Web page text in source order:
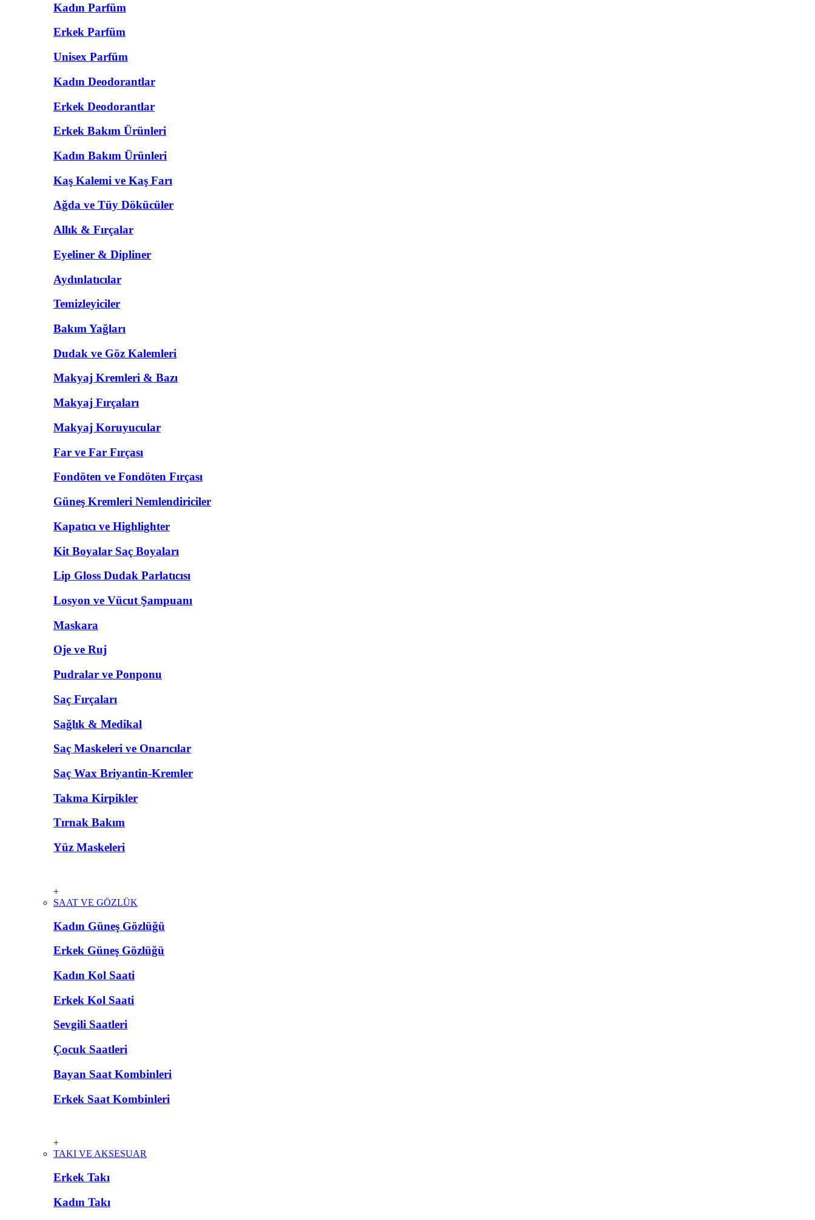
Kadın Parfüm
Erkek Parfüm
Unisex Parfüm
Kadın Deodorantlar
Erkek Deodorantlar
Erkek Bakım Ürünleri
Kadın Bakım Ürünleri
Kaş Kalemi ve Kaş Farı
Ağda ve Tüy Dökücüler
Allık & Fırçalar
Eyeliner & Dipliner
Aydınlatıcılar
Temizleyiciler
Bakım Yağları
Dudak ve Göz Kalemleri
Makyaj Kremleri & Bazı
Makyaj Fırçaları
Makyaj Koruyucular
Far ve Far Fırçası
Fondöten ve Fondöten Fırçası
Güneş Kremleri Nemlendiriciler
Kapatıcı ve Highlighter
Kit Boyalar Saç Boyaları
Lip Gloss Dudak Parlatıcısı
Losyon ve Vücut Şampuanı
Maskara
Oje ve Ruj
Pudralar ve Ponponu
Saç Fırçaları
Sağlık & Medikal
Saç Maskeleri ve Onarıcılar
Saç Wax Briyantin-Kremler
Takma Kirpikler
Tırnak Bakım
Yüz Maskeleri
+
SAAT VE GÖZLÜK
Kadın Güneş Gözlüğü
Erkek Güneş Gözlüğü
Kadın Kol Saati
Erkek Kol Saati
Sevgili Saatleri
Çocuk Saatleri
Bayan Saat Kombinleri
Erkek Saat Kombinleri
+
TAKI VE AKSESUAR
Erkek Takı
Kadın Takı